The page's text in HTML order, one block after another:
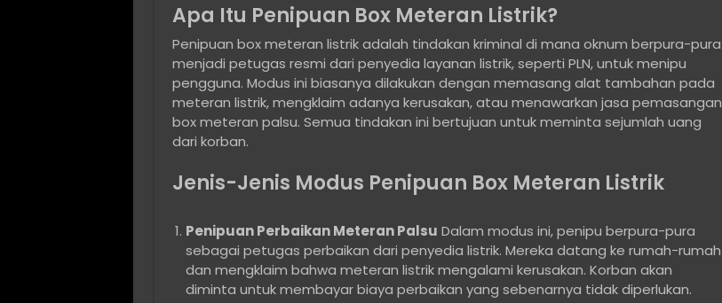
Apa Itu Penipuan Box Meteran Listrik?
Penipuan box meteran listrik adalah tindakan kriminal di mana oknum berpura-pura
menjadi petugas resmi dari penyedia layanan listrik, seperti PLN, untuk menipu
pengguna. Modus ini biasanya dilakukan dengan memasang alat tambahan pada
meteran listrik, mengklaim adanya kerusakan, atau menawarkan jasa pemasangan
box meteran palsu. Semua tindakan ini bertujuan untuk meminta sejumlah uang
dari korban.
Jenis-Jenis Modus Penipuan Box Meteran Listrik
Penipuan Perbaikan Meteran Palsu Dalam modus ini, penipu berpura-pura
sebagai petugas perbaikan dari penyedia listrik. Mereka datang ke rumah-rumah
dan mengklaim bahwa meteran listrik mengalami kerusakan. Korban akan
diminta untuk membayar biaya perbaikan yang sebenarnya tidak diperlukan.